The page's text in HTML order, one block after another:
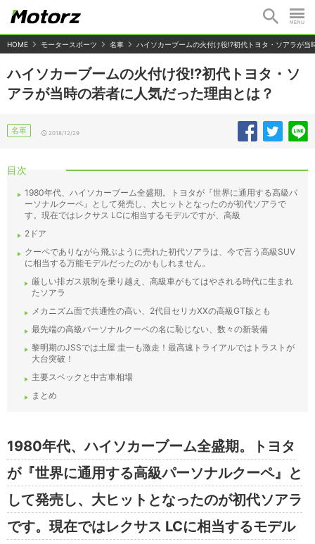
HOME モータースポーツ 名車 ハイソカーブームの火付け役!?初代トヨタ・ソアラが当
ハイソカーブームの火付け役!?初代トヨタ・ソ
アラが当時の若者に人気だった理由とは？
名車 2018/12/29
目次
1980年代、ハイソカーブーム全盛期。トヨタが『世界に通用する高級パ
ーソナルクーペ』として発売し、大ヒットとなったのが初代ソアラで
す。現在ではレクサス LCに相当するモデルですが、高級
2ドア
クーペでありながら飛ぶように売れた初代ソアラは、今で言う高級SUV
に相当する万能モデルだったのかもしれません。
厳しい排ガス規制を乗り越え、高級車がもてはやされる時代に生まれ
たソアラ
メカニズム面で共通性の高い、2代目セリカXXの高級GT版とも
最先端の高級パーソナルクーペの名に恥じない、数々の新装備
黎明期のJSSでは土屋 圭一も激走！最高速トライアルではトラストが
大台突破！
主要スペックと中古車相場
まとめ
1980年代、ハイソカーブーム全盛期。トヨタ
が『世界に通用する高級パーソナルクーペ』と
して発売し、大ヒットとなったのが初代ソアラ
です。現在ではレクサス LCに相当するモデル